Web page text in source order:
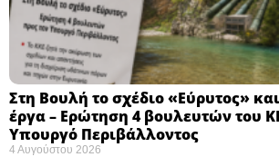
Στη Βουλή το σχέδιο «Εύρυτος»
έργα – Ερώτηση 4 βουλευτών του
Υπουργό Περιβάλλοντος
4 Αυγούστου 2026